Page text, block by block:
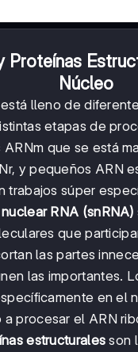
Proteínas
Núcleo
lleno de
etapas de
ARNm que se está
y pequeños ARN
trabajos súper
RNA (snRNA)
que
las partes
las importantes.
en el
a procesar el ARN
estructuralesson